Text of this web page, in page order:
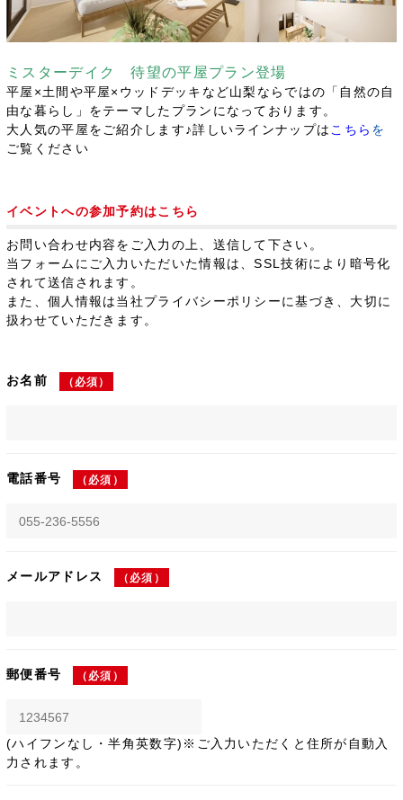
ミスターデイク 待望の平屋プラン登場
平屋×土間や平屋×ウッドデッキなど山梨ならではの「自然の自
由な暮らし」をテーマしたプランになっております。
大人気の平屋をご紹介します♪詳しいラインナップはこちら を
ご覧ください
イベントへの参加予約はこちら
お問い合わせ内容をご入力の上、送信して下さい。
当フォームにご入力いただいた情報は、SSL技術により暗号化
されて送信されます。
また、個人情報は当社プライバシーポリシーに基づき、大切に
扱わせていただきます。
お名前 （必須）
電話番号 （必須）
メールアドレス （必須）
郵便番号 （必須）
(ハイフンなし・半角英数字)※ご入力いただくと住所が自動入
力されます。